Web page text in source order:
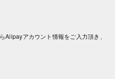
Alipayアカウント情報をご入力頂き、